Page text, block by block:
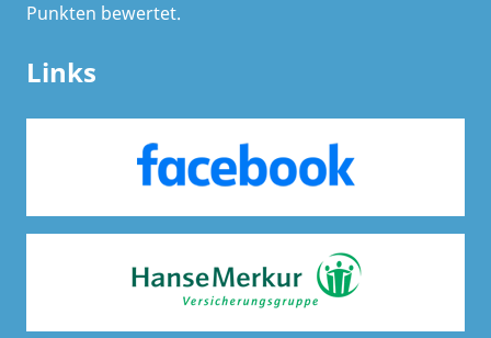
Punkten bewertet.
Links